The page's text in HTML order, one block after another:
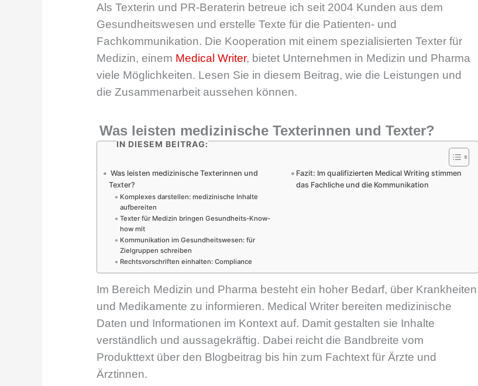
Als Texterin und PR-Beraterin betreue ich seit 2004 Kunden aus dem
Gesundheitswesen und erstelle Texte für die Patienten- und
Fachkommunikation. Die Kooperation mit einem spezialisierten Texter für
Medizin, einem Medical Writer, bietet Unternehmen in Medizin und Pharma
viele Möglichkeiten. Lesen Sie in diesem Beitrag, wie die Leistungen und
die Zusammenarbeit aussehen können.
Was leisten medizinische Texterinnen und Texter?
IN DIESEM BEITRAG:
Was leisten medizinische Texterinnen und
Texter?
Komplexes darstellen: medizinische Inhalte
aufbereiten
Texter für Medizin bringen Gesundheits-Know-
how mit
Kommunikation im Gesundheitswesen: für
Zielgruppen schreiben
Rechtsvorschriften einhalten: Compliance
Fazit: Im qualifizierten Medical Writing stimmen
das Fachliche und die Kommunikation
Im Bereich Medizin und Pharma besteht ein hoher Bedarf, über Krankheiten
und Medikamente zu informieren. Medical Writer bereiten medizinische
Daten und Informationen im Kontext auf. Damit gestalten sie Inhalte
verständlich und aussagekräftig. Dabei reicht die Bandbreite vom
Produkttext über den Blogbeitrag bis hin zum Fachtext für Ärzte und
Ärztinnen.